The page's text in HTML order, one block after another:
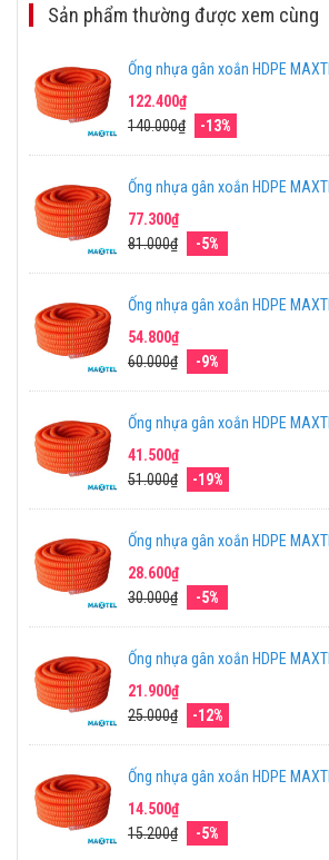
Sản phẩm thường được xem cùng
Ống nhựa gân xoắn HDPE
122.400₫
140.000₫
-13%
Ống nhựa gân xoắn HDPE
77.300₫
81.000₫
-5%
Ống nhựa gân xoắn HDPE
54.800₫
60.000₫
-9%
Ống nhựa gân xoắn HDPE
41.500₫
51.000₫
-19%
Ống nhựa gân xoắn HDPE
28.600₫
30.000₫
-5%
Ống nhựa gân xoắn HDPE
21.900₫
25.000₫
-12%
Ống nhựa gân xoắn HDPE
14.500₫
15.200₫
-5%